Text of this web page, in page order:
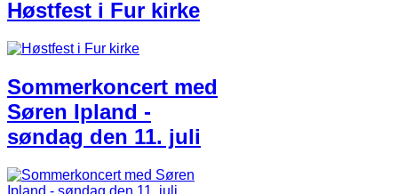
Høstfest i Fur kirke
Sommerkoncert med
Søren Ipland -
søndag den 11. juli